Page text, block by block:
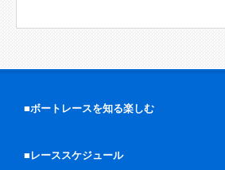
■ボートレースを知る楽しむ
■レーススケジュール